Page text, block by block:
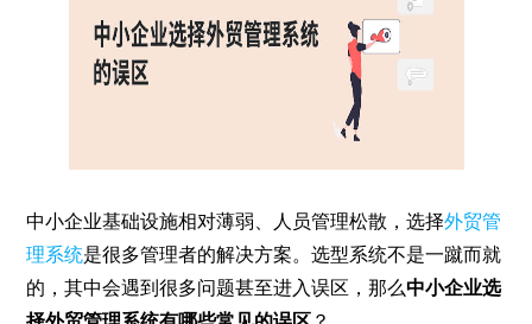
中小企业基础设施相对薄弱、人员管理松散，选择外贸管
理系统是很多管理者的解决方案。选型系统不是一蹴而就
的，其中会遇到很多问题甚至进入误区，那么中小企业选